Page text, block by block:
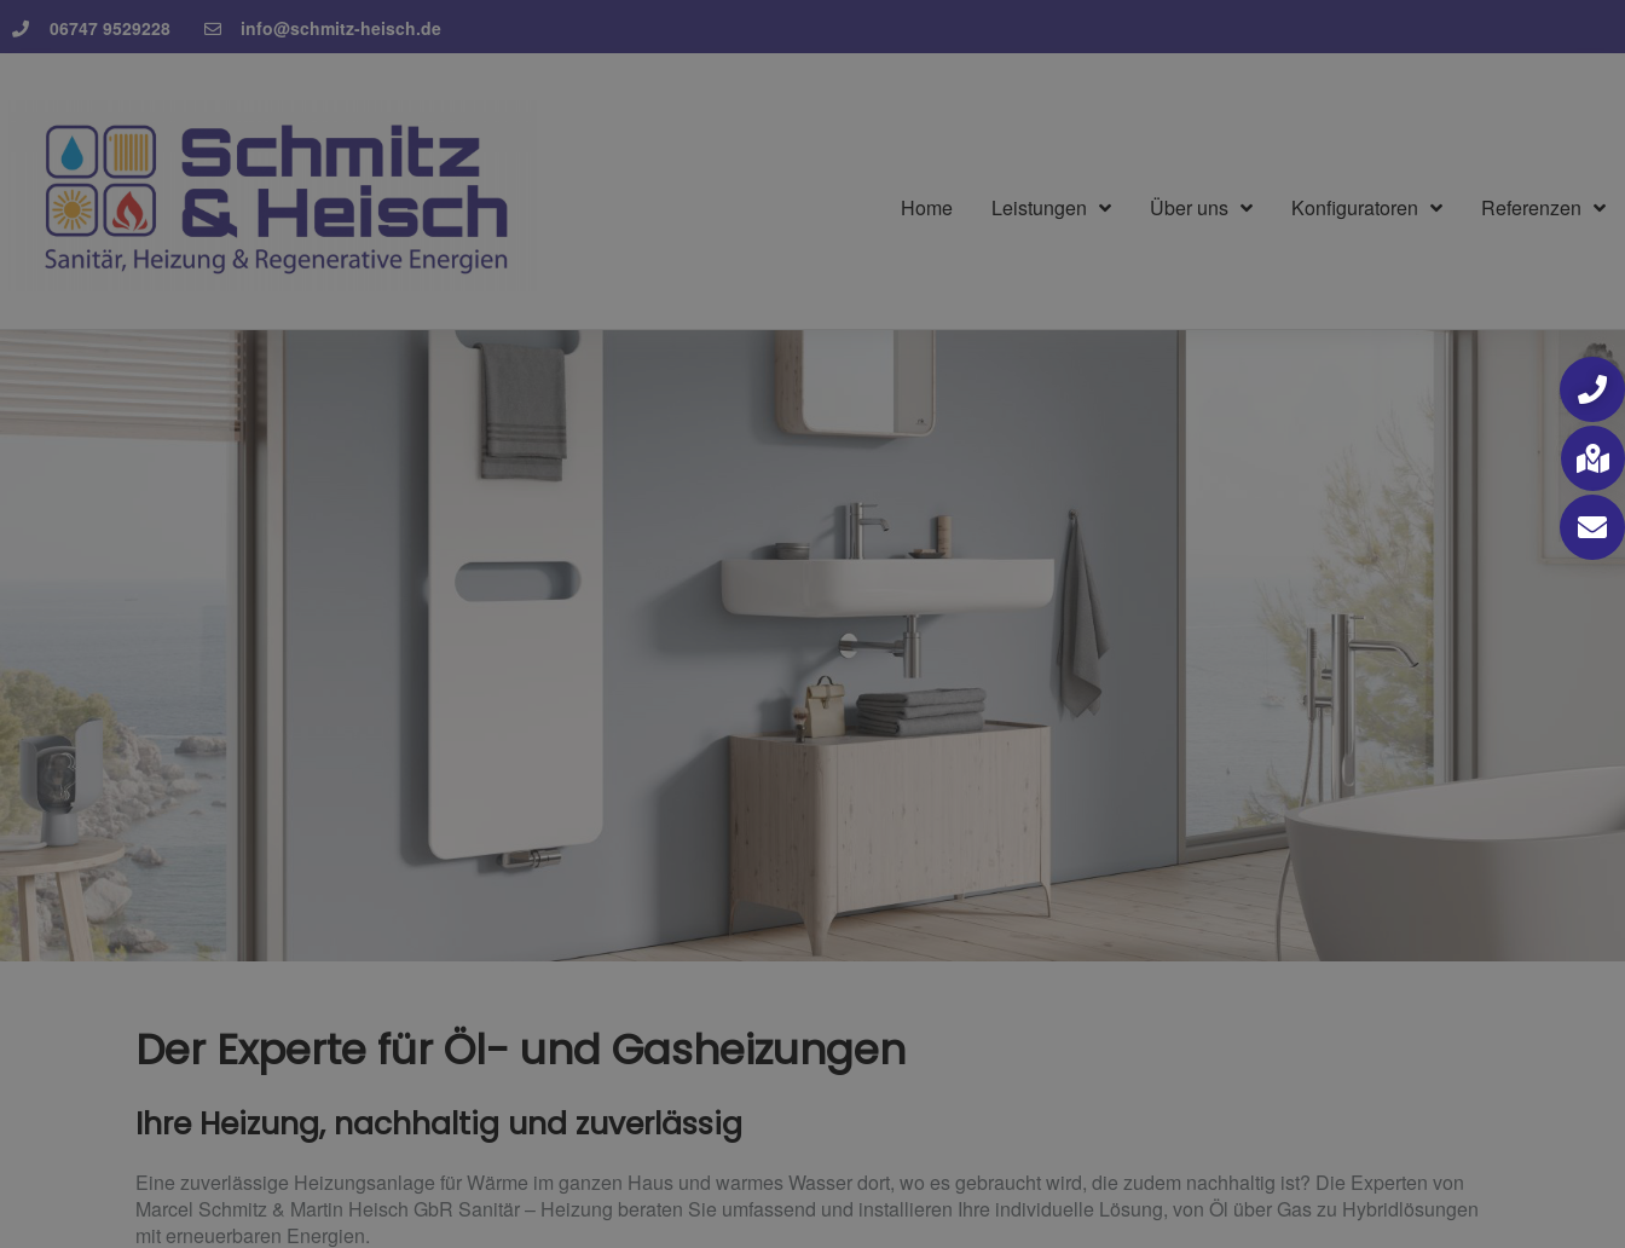
06747 9529228 info@schmitz-heisch.de
Home Leistungen Über uns Konfiguratoren Referenzen
Der Experte für Öl- und Gasheizungen
Ihre Heizung, nachhaltig und zuverlässig
Eine zuverlässige Heizungsanlage für Wärme im ganzen Haus und warmes Wasser dort, wo es gebraucht wird, die zudem nachhaltig ist? Die Experten von
Marcel Schmitz & Martin Heisch GbR Sanitär – Heizung beraten Sie umfassend und installieren Ihre individuelle Lösung, von Öl über Gas zu Hybridlösungen
mit erneuerbaren Energien.